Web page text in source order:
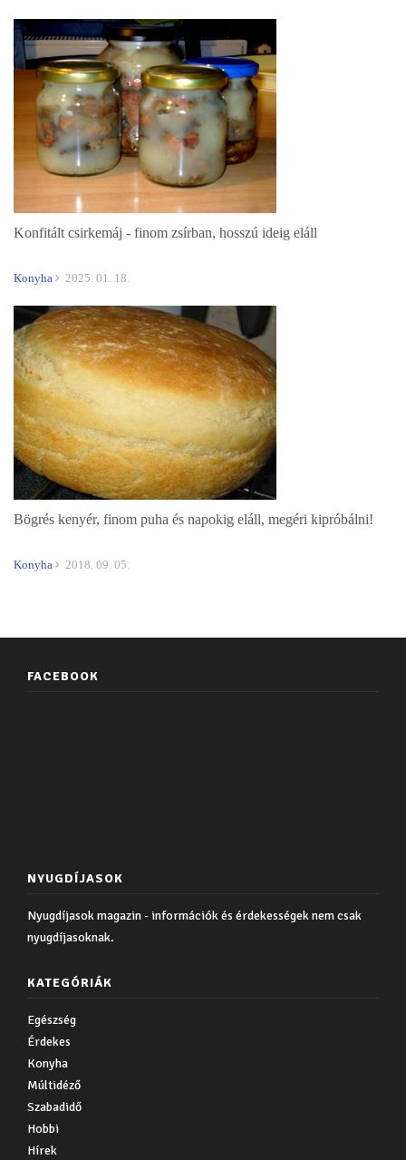
Konfitált csirkemáj - finom zsírban, hosszú ideig eláll
Konyha 2025. 01. 18.
Bögrés kenyér, finom puha és napokig eláll, megéri kipróbálni!
Konyha 2018. 09. 05.
FACEBOOK
NYUGDÍJASOK
Nyugdíjasok magazin - információk és érdekességek nem csak
nyugdíjasoknak.
KATEGÓRIÁK
Egészség
Érdekes
Konyha
Múltidéző
Szabadidő
Hobbi
Hírek